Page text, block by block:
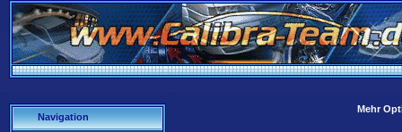
Navigation
Mehr